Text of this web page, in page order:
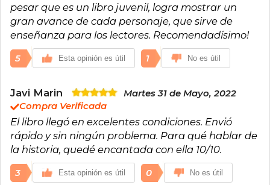
pesar que es un libro juvenil, logra mostrar un
gran avance de cada personaje, que sirve de
enseñanza para los lectores. Recomendadísimo!
5 Esta opinión es útil 1 No es útil
Javi Marin
Martes 31 de Mayo, 2022
Compra Verificada
El libro llegó en excelentes condiciones. Envió
rápido y sin ningún problema. Para qué hablar de
la historia, quedé encantada con ella 10/10.
3 Esta opinión es útil 0 No es útil